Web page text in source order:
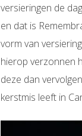
versieringen de
en dat is
vorm van
hierop verzonnen
deze dan
kerstmis leeft in